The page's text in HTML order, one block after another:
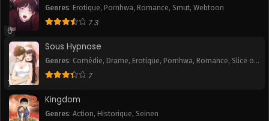
Chapitre 48
January 30, 2026
Chapitre 47
Chapitre 46
January 30, 2026 January 30, 2026
January 30, 2026
6
Genres: Erotique, Pornhwa, Romance, Smut, Webtoon
7.3
7
Sous Hypnose
Genres: Comédie, Drame, Erotique, Pornhwa, Romance, Slice of
Life,Smut 7
Kingdom
Genres: Action, Historique, Seinen